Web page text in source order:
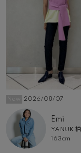
2026/08/07
Emi
YANUK 柏
163cm